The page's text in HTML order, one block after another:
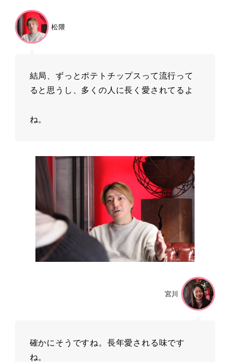
松隈
結局、ずっとポテトチップスって流⾏って
ると思うし、多くの⼈に⻑く愛されてるよ
ね。
宮川
確かにそうですね。⻑年愛される味です
ね。